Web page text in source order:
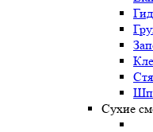
Сухие